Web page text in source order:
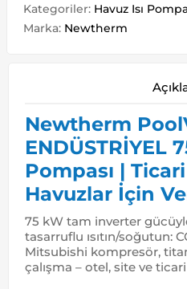
Kategoriler: Havuz Isı
Marka: Newtherm
Newtherm
ENDÜSTRİYEL
Pompası |
Havuzlar İçin
75 kW tam inverter
tasarruflu ısıtın/soğutun:
Mitsubishi kompresör,
çalışma – otel, site ve